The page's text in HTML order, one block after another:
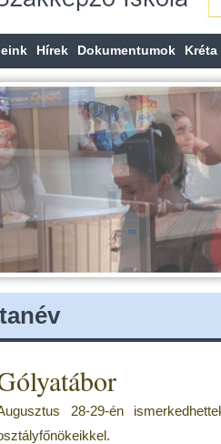
Hírek Dokumentumok
28-29-én